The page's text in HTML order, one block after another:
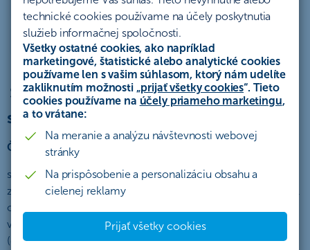
technické cookies používame na účely poskytnutia
služieb informačnej spoločnosti.
Všetky ostatné cookies, ako napríklad
marketingové, štatistické alebo analytické cookies
používame len s vašim súhlasom, ktorý nám udelíte
zakliknutím možnosti „prijať všetky cookies“. Tieto
cookies používame na účely priameho marketingu,
a to vrátane:
Na meranie a analýzu návštevnosti webovej
stránky
Na prispôsobenie a personalizáciu obsahu a
cielenej reklamy
Prijať všetky cookies
Sporenie a investovanie Poistenie Hypotéky
Ostatné Archív
Štatút akcie „Je smart dostať až 3
splátky späť“
Československá obchodná banka, a. s.,
so sídlom Žižkova 11, 811 02 Bratislava, IČO: 36 854 140,
zapísaná v obchodnom registri Mestského súdu Bratislava III,
oddiel Sa, vložka č. 4314/B (ďalej len „ČSOB“) verejne
vyhlasuje túto akciu, ktorá sa riadi týmto Štatútom akcie
(ďalej len „Štatút“), ktorý popisuje práva a povinnosti